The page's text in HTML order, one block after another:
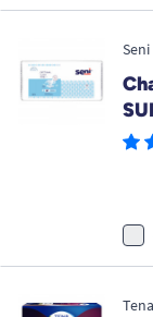
Seni
Tena